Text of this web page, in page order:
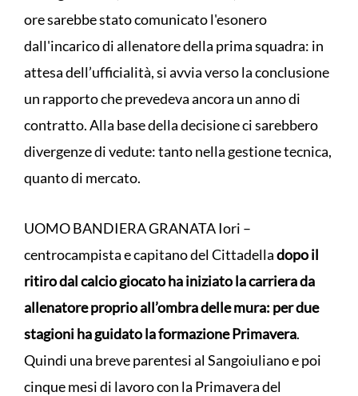
ore sarebbe stato comunicato l'esonero
dall'incarico di allenatore della prima squadra: in
attesa dell’ufficialità, si avvia verso la conclusione
un rapporto che prevedeva ancora un anno di
contratto. Alla base della decisione ci sarebbero
divergenze di vedute: tanto nella gestione tecnica,
quanto di mercato.
UOMO BANDIERA GRANATA Iori –
centrocampista e capitano del Cittadelladopo il
ritiro dal calcio giocato ha iniziato la carriera da
allenatore proprio all’ombra delle mura: per due
stagioni ha guidato la formazione Primavera.
Quindi una breve parentesi al Sangoiuliano e poi
cinque mesi di lavoro con la Primavera del